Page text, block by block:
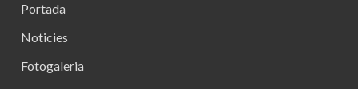
Portada
Noticies
Fotogaleria